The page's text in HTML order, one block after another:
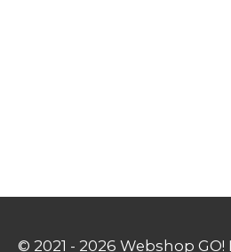
© 2021 - 2026 Webshop